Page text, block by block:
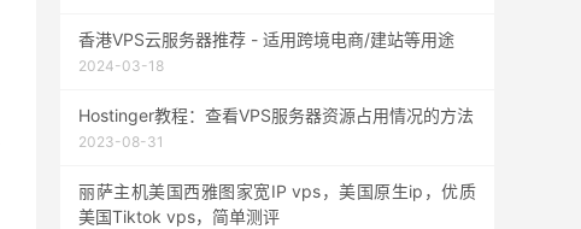
香港VPS云服务器推荐 - 适用跨境电商/建站等用途
2024-03-18
Hostinger教程：查看VPS服务器资源占用情况的方法
2023-08-31
丽萨主机美国西雅图家宽IP vps，美国原生ip，优质
美国Tiktok vps，简单测评